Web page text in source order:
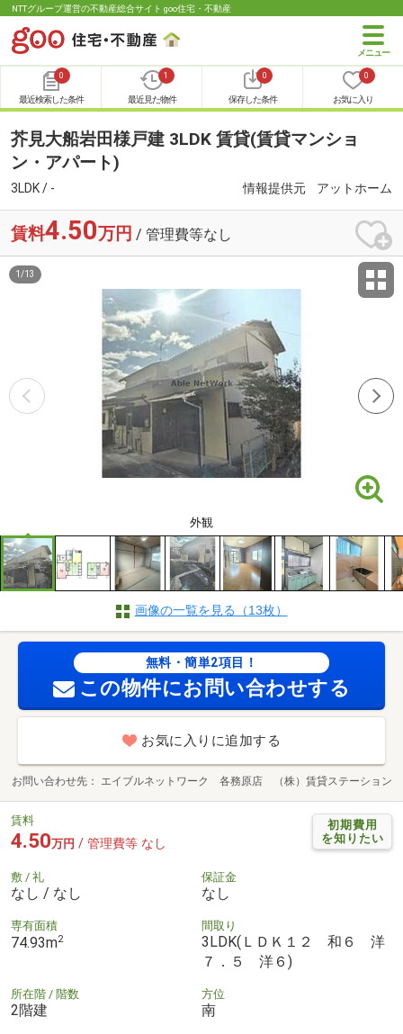
NTTグループ運営の不動産総合サイト goo住宅・不動産
0
最近検索した条件
1
最近見た物件
0
保存した条件
0
お気に入り
芥見大船岩田様戸建 3LDK 賃貸(賃貸マンショ
ン・アパート)
3LDK / - 情報提供元 アットホーム
賃料4.50万円 / 管理費等なし
外観
1 /13
画像の一覧を見る（13枚）
無料・簡単2項目！
この物件にお問い合わせする
お気に入りに追加する
お問い合わせ先 エイブルネットワーク 各務原店 （株）賃貸ステーション
初期費用
を知りたい
賃料
4.50万円 / 管理費等 なし
敷 / 礼
なし / なし
保証金
なし
専有面積
74.93m2
間取り
3LDK(ＬＤＫ１２ 和６ 洋
７．５ 洋６)
所在階 / 階数
2階建
方位
南